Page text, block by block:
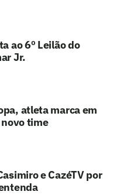
ao 6º Leilão do
Jr.
atleta marca em
time
e CazéTV por